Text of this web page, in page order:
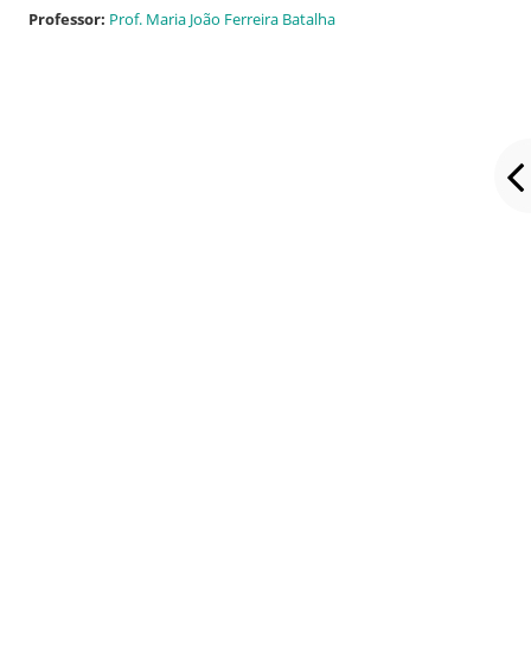
Professor: Prof. Maria João Ferreira Batalha